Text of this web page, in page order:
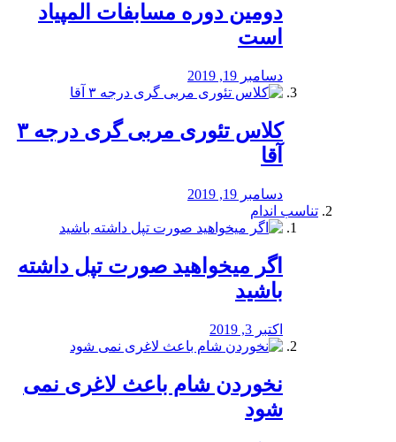
دومین دوره مسابفات المپیاد
است
دسامبر 19, 2019
کلاس تئوری مربی گری درجه ۳
آقا
دسامبر 19, 2019
تناسب اندام
اگر میخواهید صورت تپل داشته
باشید
اکتبر 3, 2019
نخوردن شام باعث لاغری نمی
‌شود